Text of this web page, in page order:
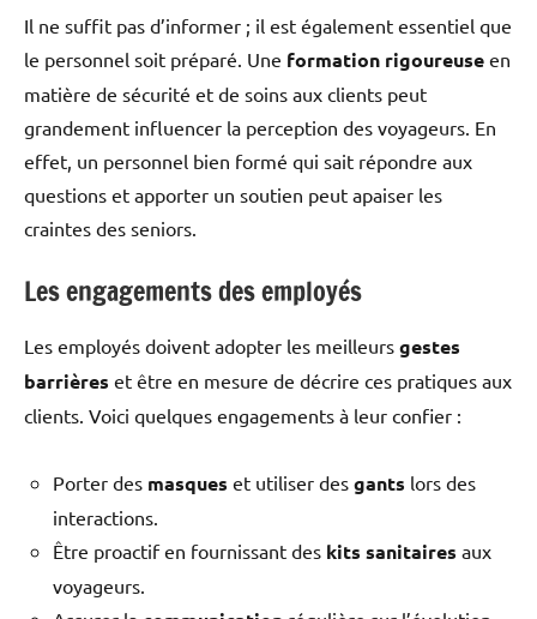
Il ne suffit pas d’informer ; il est également essentiel que
le personnel soit préparé. Une formation rigoureuse en
matière de sécurité et de soins aux clients peut
grandement influencer la perception des voyageurs. En
effet, un personnel bien formé qui sait répondre aux
questions et apporter un soutien peut apaiser les
craintes des seniors.
Les engagements des employés
Les employés doivent adopter les meilleurs gestes
barrières et être en mesure de décrire ces pratiques aux
clients. Voici quelques engagements à leur confier :
Porter des masques et utiliser des gants lors des
interactions.
Être proactif en fournissant des kits sanitaires aux
voyageurs.